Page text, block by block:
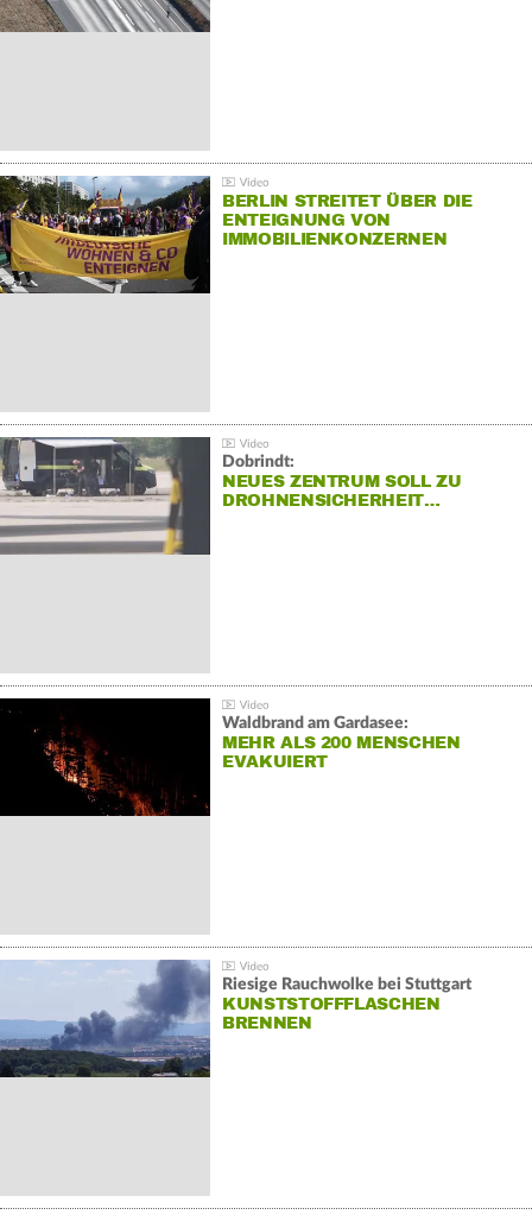
BERLIN STREITET ÜBER DIE
ENTEIGNUNG VON
IMMOBILIENKONZERNEN
Dobrindt:
NEUES ZENTRUM SOLL ZU
DROHNENSICHERHEIT…
Waldbrand am Gardasee:
MEHR ALS 200 MENSCHEN
EVAKUIERT
Riesige Rauchwolke bei Stuttgart
KUNSTSTOFFFLASCHEN
BRENNEN